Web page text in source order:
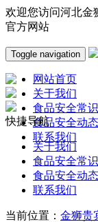
欢迎您访问河北金
官方网站
Toggle navigation
网站首页
关于我们
食品安全常识
食品安全动态
联系我们
快捷导航
关于我们
食品安全常识
食品安全动态
联系我们
当前位置： 金狮贵